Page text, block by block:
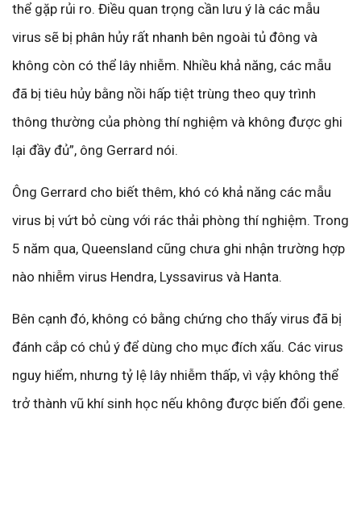
thể gặp rủi ro. Điều quan trọng cần lưu ý là các mẫu
virus sẽ bị phân hủy rất nhanh bên ngoài tủ đông và
không còn có thể lây nhiễm. Nhiều khả năng, các mẫu
đã bị tiêu hủy bằng nồi hấp tiệt trùng theo quy trình
thông thường của phòng thí nghiệm và không được ghi
lại đầy đủ”, ông Gerrard nói.
Ông Gerrard cho biết thêm, khó có khả năng các mẫu
virus bị vứt bỏ cùng với rác thải phòng thí nghiệm. Trong
5 năm qua, Queensland cũng chưa ghi nhận trường hợp
nào nhiễm virus Hendra, Lyssavirus và Hanta.
Bên cạnh đó, không có bằng chứng cho thấy virus đã bị
đánh cắp có chủ ý để dùng cho mục đích xấu. Các virus
nguy hiểm, nhưng tỷ lệ lây nhiễm thấp, vì vậy không thể
trở thành vũ khí sinh học nếu không được biến đổi gene.